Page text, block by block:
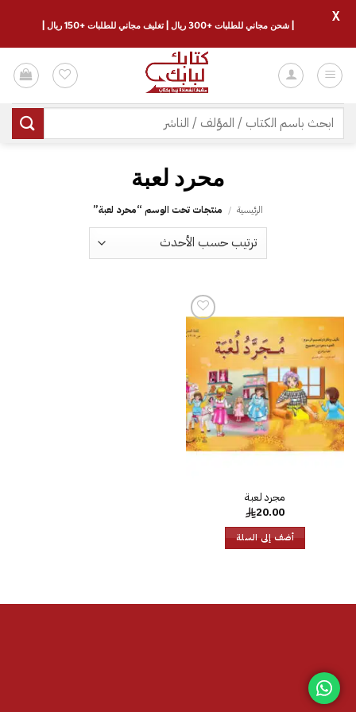
للمحتوى
البحث
عن:
محرد لعبة
الرئيسية / منتجات تحت الوسم “محرد لعبة”
إضافة
إلى
الرغبات
مجرد لعبة
20.00
أضف إلى السلة
| شحن مجاني للطلبات +300 ريال | تغليف مجاني للطلبات +150 ريال |
X